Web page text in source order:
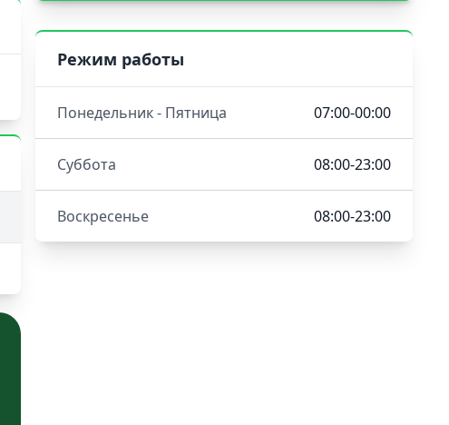
Режим работы
Понедельник - Пятница 07:00-00:00
Суббота 08:00-23:00
Воскресенье 08:00-23:00